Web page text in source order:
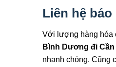
Liên hệ báo
Với lượng hàng hóa
Bình Dương đi
nhanh chóng. Cũng